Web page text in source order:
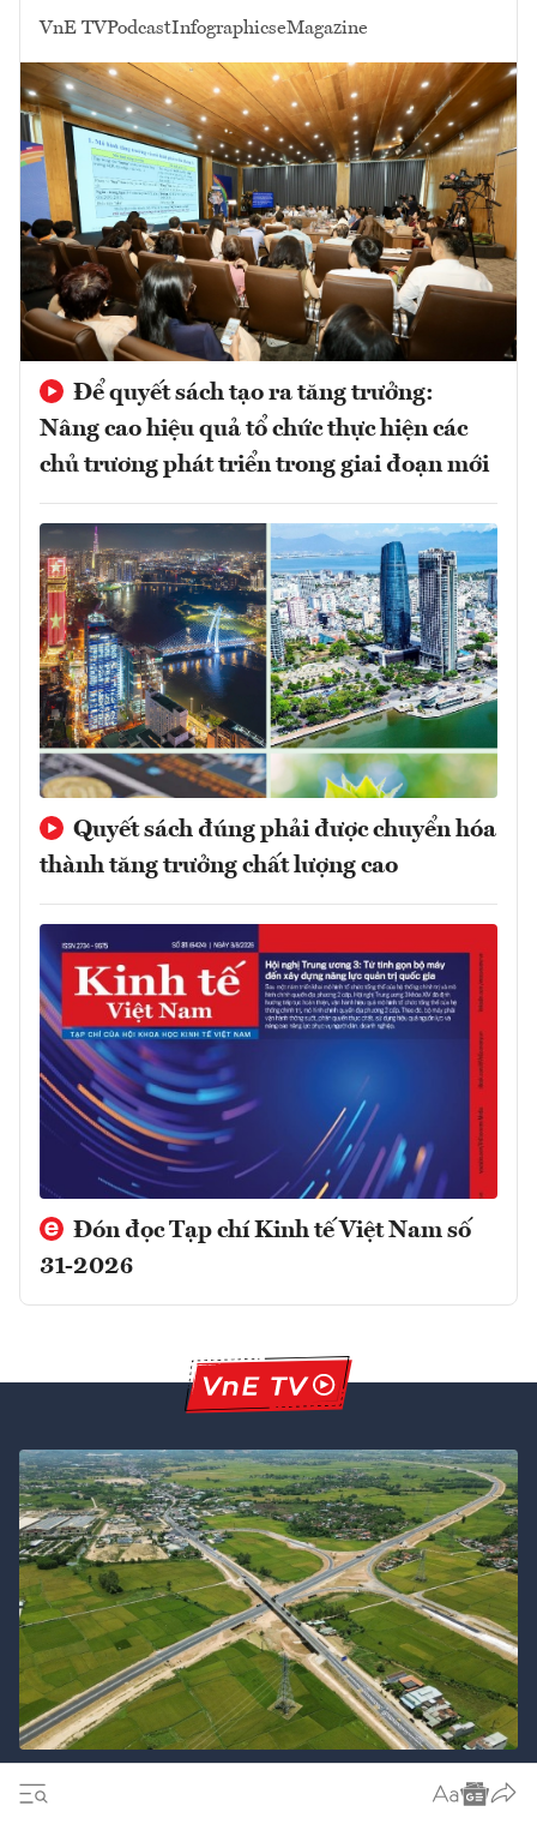
VnE TVPodcastInfographicseMagazine
Để quyết sách tạo ra tăng trưởng:
Nâng cao hiệu quả tổ chức thực hiện các
chủ trương phát triển trong giai đoạn mới
Quyết sách đúng phải được chuyển hóa
thành tăng trưởng chất lượng cao
Đón đọc Tạp chí Kinh tế Việt Nam số
31-2026
Điểm nhấn kỳ họp Quốc hội không